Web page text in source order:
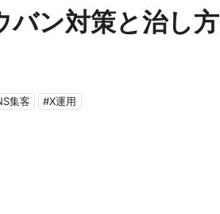
バン対策と治し方
集客 #X運用